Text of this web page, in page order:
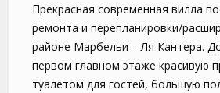
Прекрасная современная вилла
ремонта и перепланировки/
районе Марбельи – Ля Кантера.
первом главном этаже красивую
туалетом для гостей, большую